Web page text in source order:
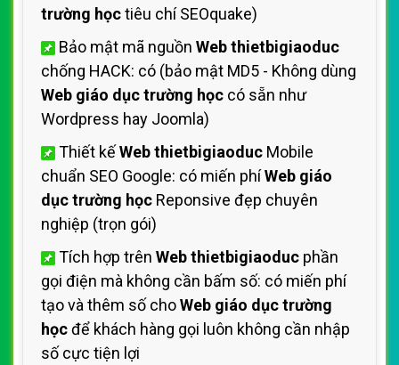
trường họctiêu chí SEOquake)
Bảo mật mã nguồn Web thietbigiaoduc
chống HACK: có (bảo mật MD5 - Không dùng
Web giáo dục trường học có sẵn như
Wordpress hay Joomla)
Thiết kếWeb thietbigiaoduc Mobile
chuẩn SEO Google: có miến phíWeb giáo
dục trường học Reponsive đẹp chuyên
nghiệp (trọn gói)
Tích hợp trên Web thietbigiaoduc phần
gọi điện mà không cần bấm số: có miến phí
tạo và thêm số choWeb giáo dục trường
họcđể khách hàng gọi luôn không cần nhập
số cực tiện lợi